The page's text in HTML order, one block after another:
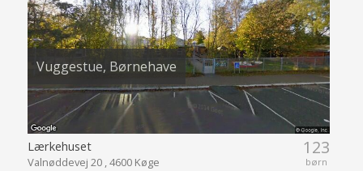
Vuggestue, Børnehave
123
børn
Lærkehuset
Valnøddevej 20 , 4600 Køge